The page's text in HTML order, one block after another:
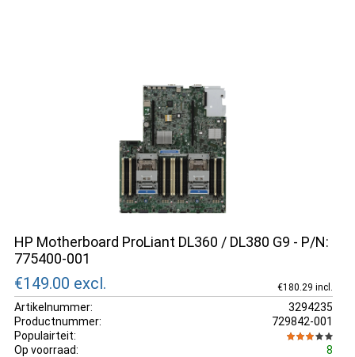
HP Motherboard ProLiant DL360 / DL380 G9 - P/N:
775400-001
€149.00 excl. €180.29 incl.
Artikelnummer:
3294235
Productnummer:
729842-001
Populairteit:
Op voorraad:
8